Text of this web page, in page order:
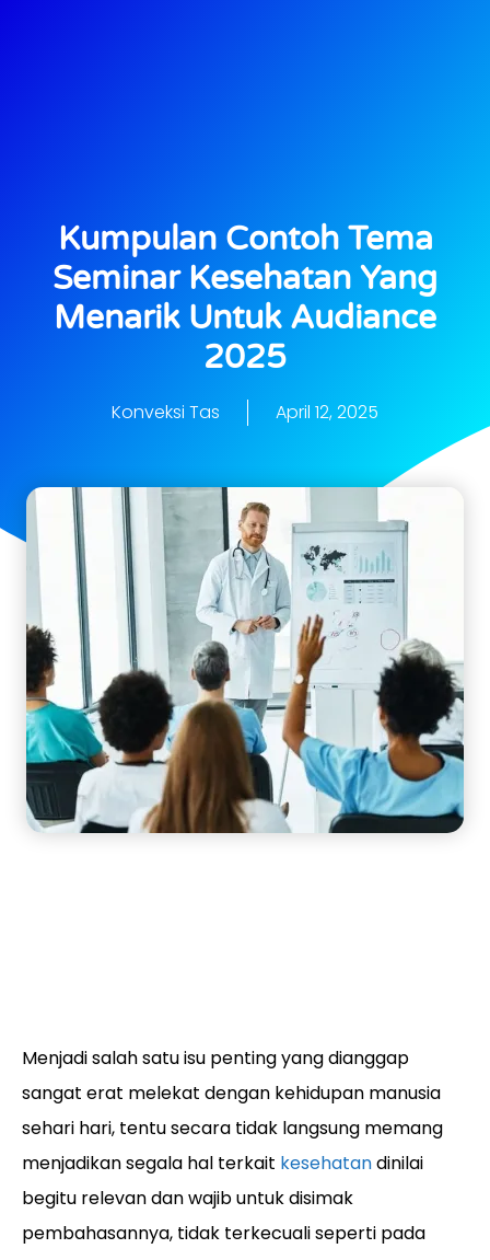
Kumpulan Contoh Tema
Seminar Kesehatan Yang
Menarik Untuk Audiance
2025
Konveksi Tas April 12, 2025
Menjadi salah satu isu penting yang dianggap
sangat erat melekat dengan kehidupan manusia
sehari hari, tentu secara tidak langsung memang
menjadikan segala hal terkait kesehatandinilai
begitu relevan dan wajib untuk disimak
pembahasannya, tidak terkecuali seperti pada